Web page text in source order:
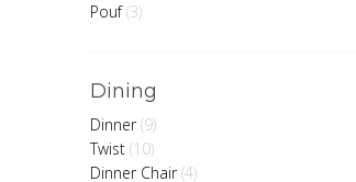
Pouf (3)
Dining
Dinner (9)
Twist (10)
Dinner Chair (4)